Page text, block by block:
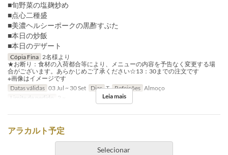
■旬野菜の塩麹炒め
■点心二種盛
■美濃ヘルシーポークの黒酢すぶた
■本日の炒飯
■本日のデザート
Cópia Fina 2名様より
★お断り：食材の入荷都合等により、メニューの内容を予告なく変更する場
合がございます。あらかじめご了承ください☆13：30までの注文です
※画像はイメージです
Datas válidas 03 Jul ~ 30 Set Dias T Refeições Almoço
Limite de pedido
2 ~ Leia mais
アラカルト予定
Selecionar